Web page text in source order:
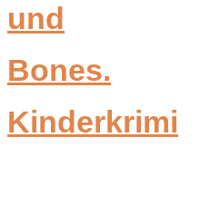
und
Bones.
Kinderkrimi